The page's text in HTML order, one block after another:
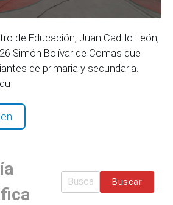
de Educación, Juan Cadillo León,
Simón Bolívar de Comas que
de primaria y secundaria.
Buscar